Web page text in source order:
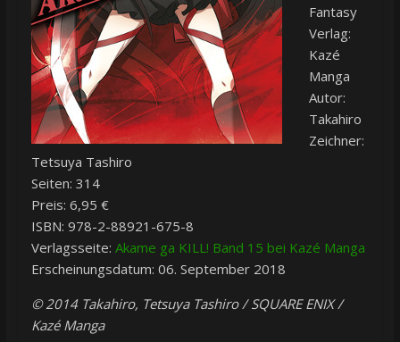
Fantasy
Verlag:
Kazé
Manga
Autor:
Takahiro
Zeichner:
Tetsuya Tashiro
Seiten: 314
Preis: 6,95 €
ISBN: 978-2-88921-675-8
Verlagsseite: Akame ga KILL! Band 15 bei Kazé Manga
Erscheinungsdatum: 06. September 2018
© 2014 Takahiro, Tetsuya Tashiro / SQUARE ENIX /
Kazé Manga